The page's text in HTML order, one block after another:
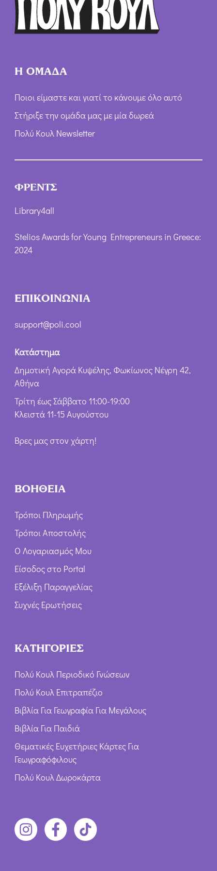
Η ΟΜΑΔΑ
Ποιοι είμαστε και γιατί το κάνουμε όλο αυτό
Στήριξε την ομάδα μας με μία δωρεά
Πολύ Κουλ Newsletter
ΦΡΕΝΤΣ
Library4all
Stelios Awards for Young Entrepreneurs in Greece:
2024
ΕΠΙΚΟΙΝΩΝΙΑ
support@poli.cool
Κατάστημα
Δημοτική Αγορά Κυψέλης, Φωκίωνος Νέγρη 42,
Αθήνα
Τρίτη έως Σάββατο 11:00-19:00
Κλειστά 11-15 Αυγούστου
Βρες μας στον χάρτη!
ΒΟΗΘΕΙΑ
Τρόποι Πληρωμής
Τρόποι Αποστολής
Ο Λογαριασμός Μου
Είσοδος στο Portal
Εξέλιξη Παραγγελίας
Συχνές Ερωτήσεις
ΚΑΤΗΓΟΡΙΕΣ
Πολύ Κουλ Περιοδικό Γνώσεων
Πολύ Κουλ Επιτραπέζιο
Βιβλία Για Γεωγραφία Για Μεγάλους
Βιβλία Για Παιδιά
Θεματικές Ευχετήριες Κάρτες Για
Γεωγραφόφιλους
Πολύ Κουλ Δωροκάρτα